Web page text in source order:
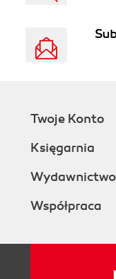
Twoje Konto
Księgarnia
Współpraca